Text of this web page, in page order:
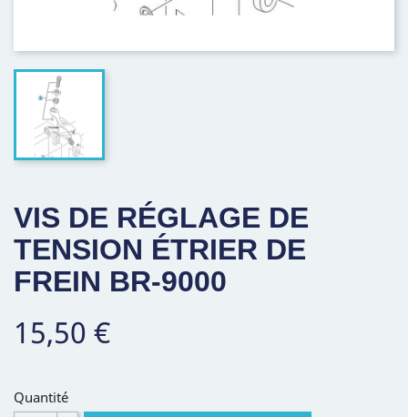
VIS DE RÉGLAGE DE
TENSION ÉTRIER DE
FREIN BR-9000
15,50 €
Quantité